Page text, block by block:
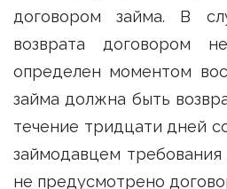
договором займа. В
возврата договором
определен моментом
займа должна быть
течение тридцати дней
займодавцем
не предусмотрено